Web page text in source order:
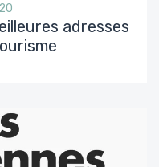
adresses